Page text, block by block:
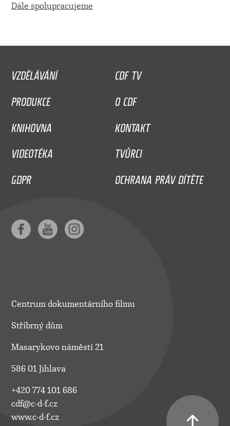
Dále spolupracujeme
VZDĚLÁVÁNÍ
CDF TV
PRODUKCE
O CDF
KNIHOVNA
KONTAKT
VIDEOTÉKA
TVŮRCI
GDPR
OCHRANA PRÁV DÍTĚTE
Centrum dokumentárního filmu
Stříbrný dům
Masarykovo náměstí 21
586 01 Jihlava
+420 774 101 686
cdf@c-d-f.cz
www.c-d-f.cz